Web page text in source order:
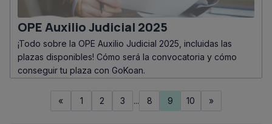
OPE Auxilio Judicial 2025
¡Todo sobre la OPE Auxilio Judicial 2025, incluidas las
plazas disponibles! Cómo será la convocatoria y cómo
conseguir tu plaza con GoKoan.
« 1 2 3 ... 8 9 10 »